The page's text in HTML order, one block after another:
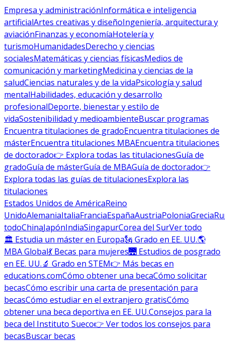
Empresa y administraciónInformática e inteligencia
artificialArtes creativas y diseñoIngeniería, arquitectura y
aviaciónFinanzas y economíaHotelería y
turismoHumanidadesDerecho y ciencias
socialesMatemáticas y ciencias físicasMedios de
comunicación y marketingMedicina y ciencias de la
saludCiencias naturales y de la vidaPsicología y salud
mentalHabilidades, educación y desarrollo
profesionalDeporte, bienestar y estilo de
vidaSostenibilidad y medioambienteBuscar programas
Encuentra titulaciones de gradoEncuentra titulaciones de
másterEncuentra titulaciones MBAEncuentra titulaciones
de doctorado👉 Explora todas las titulacionesGuía de
gradoGuía de másterGuía de MBAGuía de doctorado👉
Explora todas las guías de titulacionesExplora las
titulaciones
Estados Unidos de AméricaReino
UnidoAlemaniaItaliaFranciaEspañaAustriaPoloniaGrecia
todoChinaJapónIndiaSingapurCorea del SurVer todo
🏛 Estudia un máster en Europa🗽 Grado en EE. UU.🌎
MBA Global💃 Becas para mujeres🌉 Estudios de posgrado
en EE. UU.🔬 Grado en STEM👉 Más becas en
educations.comCómo obtener una becaCómo solicitar
becasCómo escribir una carta de presentación para
becasCómo estudiar en el extranjero gratisCómo
obtener una beca deportiva en EE. UU.Consejos para la
beca del Instituto Sueco👉 Ver todos los consejos para
becasBuscar becas